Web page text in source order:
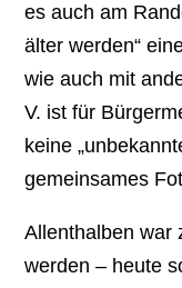
es auch am
älter werden“
wie auch mit
V. ist für
keine
gemeinsames
Allenthalben war
werden – heute